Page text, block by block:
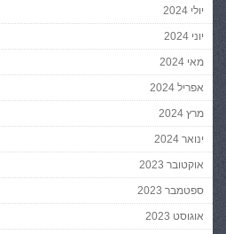
יולי 2024
יוני 2024
מאי 2024
אפריל 2024
מרץ 2024
ינואר 2024
אוקטובר 2023
ספטמבר 2023
אוגוסט 2023